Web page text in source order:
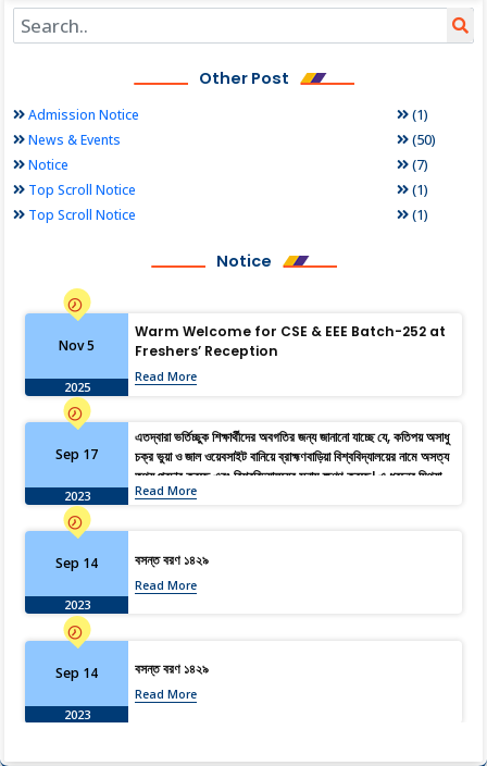
Other Post
Admission Notice (1)
News & Events (50)
Notice (7)
Top Scroll Notice (1)
Top Scroll Notice (1)
Notice
Nov 5
2025
Warm Welcome for CSE & EEE Batch-252 at
Freshers’ Reception
Read More
Sep 17
2023
এতদ্বারা ভর্তিচ্ছুক শিক্ষার্থীদের অবগতির জন্য জানানো যাচ্ছে যে, কতিপয় অসাধু
চক্র ভুয়া ও জাল ওয়েবসাইট বানিয়ে ব্রাহ্মণবাড়িয়া বিশ্ববিদ্যালয়ের নামে অসত্য
তথ্য প্রচার করছে এবং বিশ্ববিদ্যালয়ের সুনাম ক্ষুণ্ণ করছে। এ ধরনের মিথ্যা,
বানোয়াট ও বিভ্রান্তিমূলক তথ্য হতে সজাগ থাকার জন্য সকল শিক্ষার্থী ও
Read More
Sep 14
2023
বসন্ত বরণ ১৪২৯
Read More
Sep 14
2023
বসন্ত বরণ ১৪২৯
Read More